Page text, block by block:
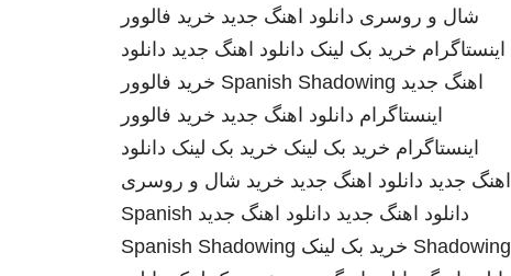
شال و روسری دانلود اهنگ جدید خرید فالوور
اینستاگرام خرید بک لینک دانلود اهنگ جدید دانلود
اهنگ جدید Spanish Shadowing خرید فالوور
اینستاگرام دانلود اهنگ جدید خرید فالوور
اینستاگرام خرید بک لینک خرید بک لینک دانلود
اهنگ جدید دانلود اهنگ جدید خرید شال و روسری
دانلود اهنگ جدید دانلود اهنگ جدید Spanish
Shadowing خرید بک لینک Spanish Shadowing